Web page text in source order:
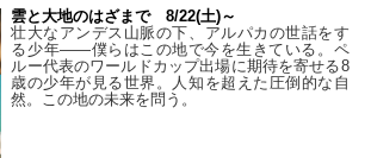
雲と大地のはざまで 8/22(土)～
壮大なアンデス山脈の下、アルパカの世話をす
る少年――僕らはこの地で今を生きている。ペ
ルー代表のワールドカップ出場に期待を寄せる8
歳の少年が見る世界。人知を超えた圧倒的な自
然。この地の未来を問う。